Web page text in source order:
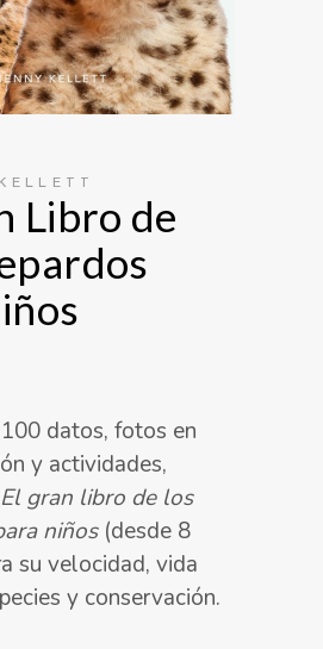
Libro de
datos, fotos en
y actividades,
gran libro de los
niños(desde 8
su velocidad, vida
y conservación.